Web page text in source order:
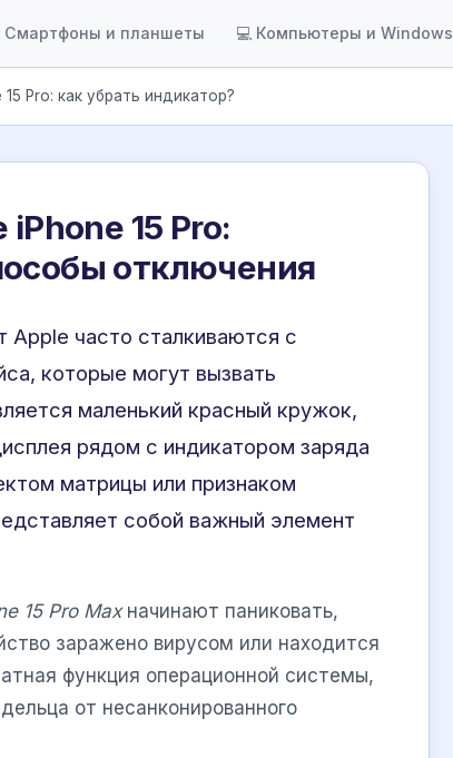
Смартфоны и планшеты 💻 Компьютеры и Windows
Pro: как убрать индикатор?
15 Pro:
отключения
часто сталкиваются с
которые могут вызвать
маленький красный кружок,
рядом с индикатором заряда
матрицы или признаком
собой важный элемент
15 Pro Maxначинают паниковать,
заражено вирусом или находится
функция операционной системы,
от несанконированного